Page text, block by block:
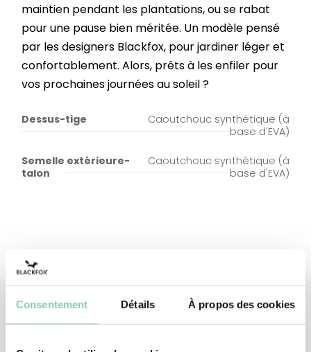
Consentement Détails À propos des cookies
maintien pendant les plantations, ou se rabat
pour une pause bien méritée. Un modèle pensé
par les designers Blackfox, pour jardiner léger et
confortablement. Alors, prêts à les enfiler pour
vos prochaines journées au soleil ?
Dessus-tige
Caoutchouc synthétique (à
base d'EVA)
Semelle extérieure-
talon
Caoutchouc synthétique (à
base d'EVA)
Produits